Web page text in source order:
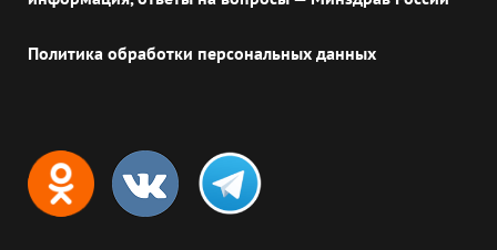
Политика обработки персональных данных